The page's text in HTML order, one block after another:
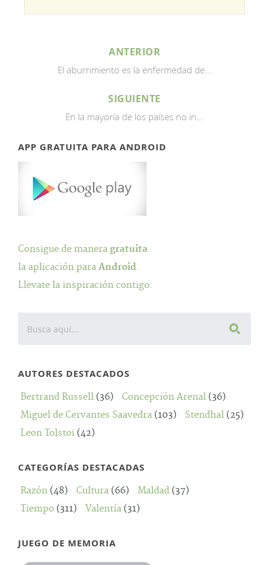
ANTERIOR
El aburrimiento es la enfermedad de...
SIGUIENTE
En la mayoría de los países no in...
APP GRATUITA PARA ANDROID
Consigue de manera gratuita
la aplicación para Android.
Llevate la inspiración contigo.
AUTORES DESTACADOS
Bertrand Russell (36) Concepción Arenal (36)
Miguel de Cervantes Saavedra (103) Stendhal (25)
Leon Tolstoi (42)
CATEGORÍAS DESTACADAS
Razón (48) Cultura (66) Maldad (37)
Tiempo (311) Valentía (31)
JUEGO DE MEMORIA